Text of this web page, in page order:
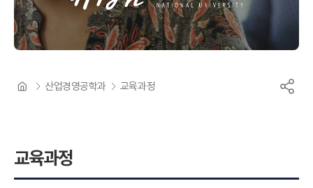
교육과정
산업경영공학과 교육과정